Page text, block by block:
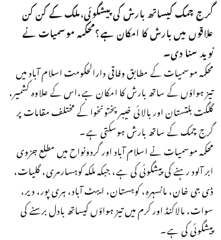
گرج چمک کیساتھ بارش کی پیشگوئی،ملک کے کن کن
علاقوں میں بارش کا امکان ہے؟محکمہ موسمیات نے
نوید سنا دی۔
محکمہ موسمیات کے مطابق وفاقی دارالحکومت اسلام آباد میں
تیز ہواؤں کے ساتھ بارش کا امکان ہے،اس کے علاوہ کشمیر،
گلگت بلتستان اور بالائی خیبرپختونخوا کے مختلف مقامات پر
گرج چمک کے ساتھ بارش ہوسکتی ہے۔
محکمہ موسمیات نے اسلام آباد اور گردونواح میں مطلع جزوی
ابر آلود رہنے کی پیشگوئی کی ہے، جبکہ ملکہ کوہسارمری، گلیات،
ڈی جی خان، مانسہرہ، کوہستان، ایبٹ آباد، ہری پور، دیر،
سوات، مالاکنڈ اور کرم میں تیز ہواؤں کیساتھ بادل برسنے کی
پیشگوئی کی ہے۔